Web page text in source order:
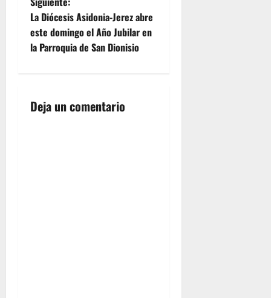
e
g
a
i
La Diócesis Asidonia-Jerez abre
este domingo el Año Jubilar en
la Parroquia de San Dionisio
Deja un comentario